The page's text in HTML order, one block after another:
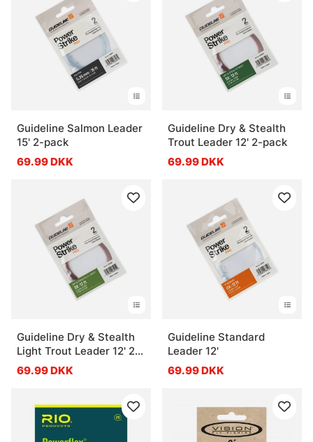
Guideline Salmon Leader
15' 2-pack
69.99 DKK
Guideline Dry & Stealth
Trout Leader 12' 2-pack
69.99 DKK
Guideline Dry & Stealth
Light Trout Leader 12' 2-
pack
69.99 DKK
Guideline Standard
Leader 12'
69.99 DKK